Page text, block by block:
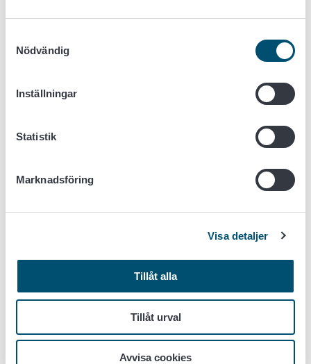
Nödvändig
Inställningar
Statistik
Marknadsföring
Visa detaljer
Tillåt alla
Tillåt urval
Avvisa cookies
Varjonen, tfn 050 38 68